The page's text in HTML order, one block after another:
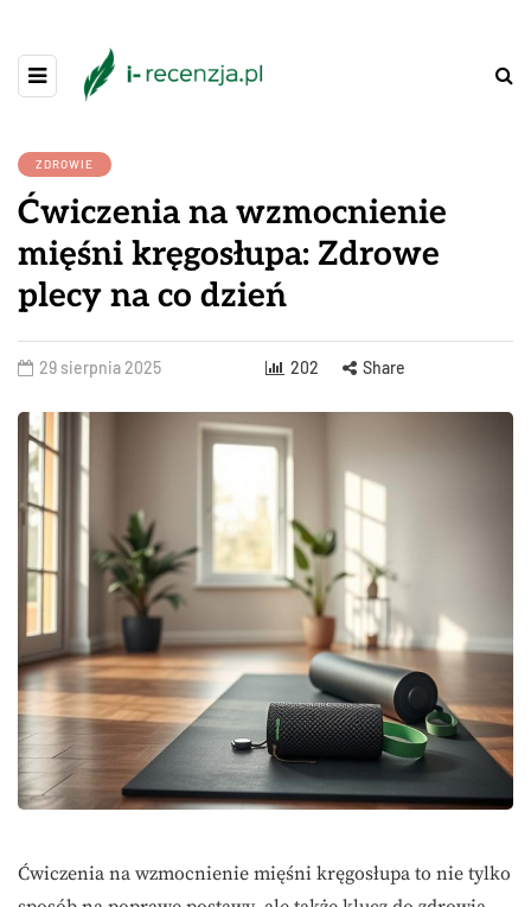
ZDROWIE
Ćwiczenia na wzmocnienie
mięśni kręgosłupa: Zdrowe
plecy na co dzień
29 sierpnia 2025 202 Share
Ćwiczenia na wzmocnienie mięśni kręgosłupa to nie tylko